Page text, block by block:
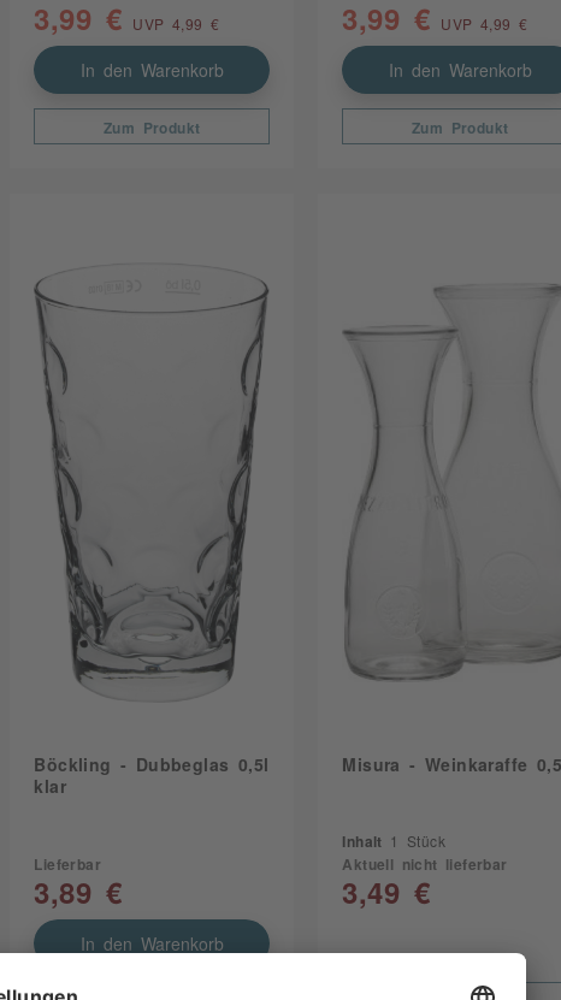
3,99 € UVP 4,99 €
In den Warenkorb
Zum Produkt
3,99 € UVP 4,99 €
In den Warenkorb
Zum Produkt
Böckling - Dubbeglas 0,5l
klar
Lieferbar
3,89 €
In den Warenkorb
Misura - Weinkaraffe 0,5l
Inhalt 1 Stück
Aktuell nicht lieferbar
3,49 €